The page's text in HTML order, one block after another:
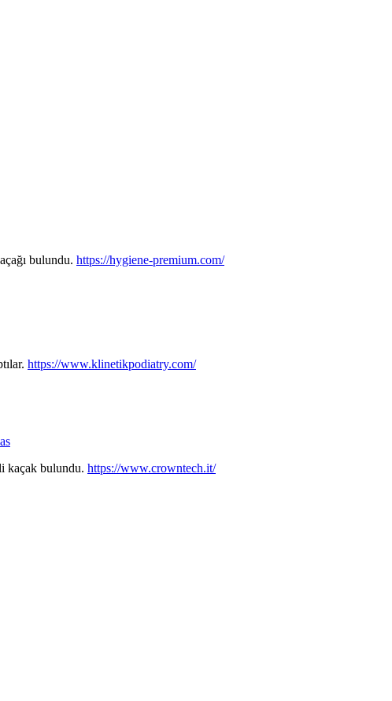
bulundu. https://hygiene-premium.com/
https://www.klinetikpodiatry.com/
kaçak bulundu. https://www.crowntech.it/